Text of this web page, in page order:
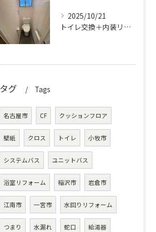
2025/10/21
トイレ交換＋内装リフォームで明るく清潔な空間に
タグ Tags
名古屋市 CF クッションフロア
壁紙 クロス トイレ 小牧市
システムバス ユニットバス
浴室リフォーム 稲沢市 岩倉市
江南市 一宮市 水回りリフォーム
つまり 水漏れ 蛇口 給湯器